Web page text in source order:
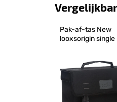
Pak-af-tas New
looxsorigin single